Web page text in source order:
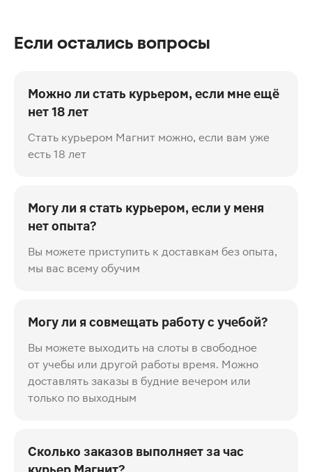
Если остались вопросы
Можно ли стать курьером, если мне ещё
нет 18 лет
Стать курьером Магнит можно, если вам уже
есть 18 лет
Могу ли я стать курьером, если у меня
нет опыта?
Вы можете приступить к доставкам без опыта,
мы вас всему обучим
Могу ли я совмещать работу с учебой?
Вы можете выходить на слоты в свободное
от учебы или другой работы время. Можно
доставлять заказы в будние вечером или
только по выходным
Сколько заказов выполняет за час